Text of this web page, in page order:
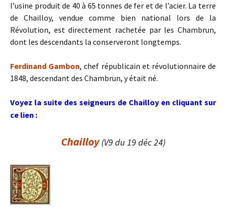
l’usine produit de 40 à 65 tonnes de fer et de l’acier. La terre
de Chailloy, vendue comme bien national lors de la
Révolution, est directement rachetée par les Chambrun,
dont les descendants la conserveront longtemps.
Ferdinand Gambon, chef républicain et révolutionnaire de
1848, descendant des Chambrun, y était né.
Voyez la suite des seigneurs de Chailloy en cliquant sur
ce lien :
Chailloy (V9 du 19 déc 24)